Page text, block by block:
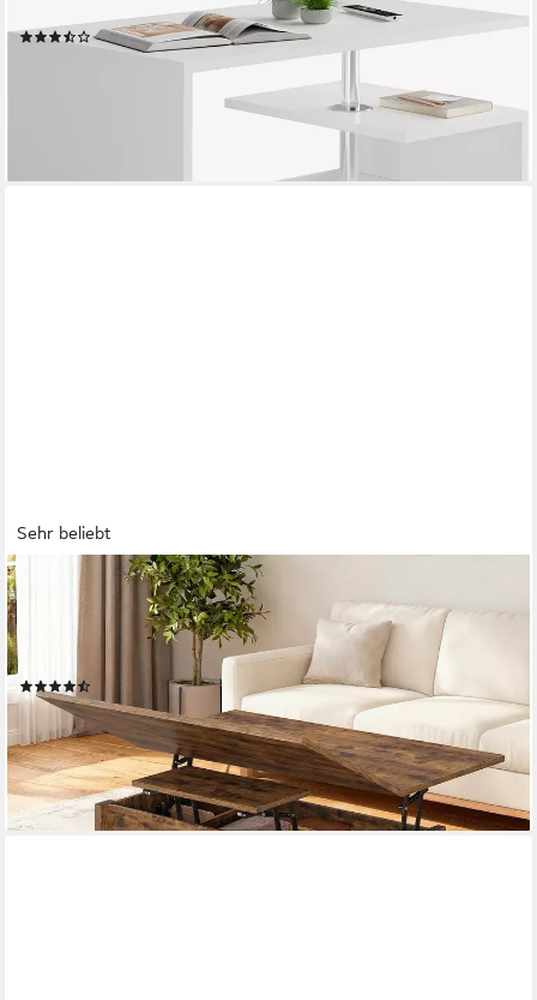
Höhenverstellbar 95x55x50cm Weiß
(45)
lieferbar - in 3-4 Werktagen bei dir
Sehr beliebt
VASAGLE
Couchtisch höhenverstellbar, Wohnzimmertisch, viel Stauraum,
rechteckig (Doppel-Hebemechanismus, inkl. Zubehörpaket &
Anleitung), Multifunktion, aufklappbar, Schubladen modern braun
129,99 € UVP199,99 €
-35%
lieferbar - in 4-5 Werktagen bei dir